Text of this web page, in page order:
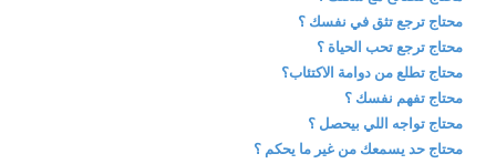
محتاج ترجع تثق في نفسك ؟
محتاج ترجع تحب الحياة ؟
محتاج تطلع من دوامة الاكتئاب؟
محتاج تفهم نفسك ؟
محتاج تواجه اللي بيحصل ؟
محتاج حد يسمعك من غير ما يحكم ؟